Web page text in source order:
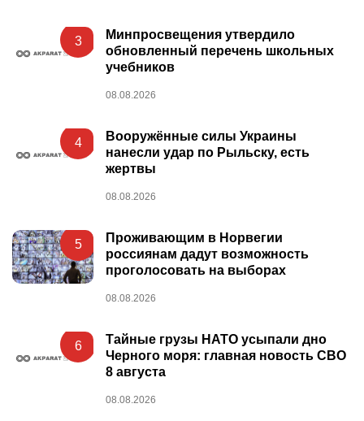
3
Минпросвещения утвердило
обновленный перечень школьных
учебников
08.08.2026
4
Вооружённые силы Украины
нанесли удар по Рыльску, есть
жертвы
08.08.2026
5
Проживающим в Норвегии
россиянам дадут возможность
проголосовать на выборах
08.08.2026
6
Тайные грузы НАТО усыпали дно
Черного моря: главная новость СВО
8 августа
08.08.2026